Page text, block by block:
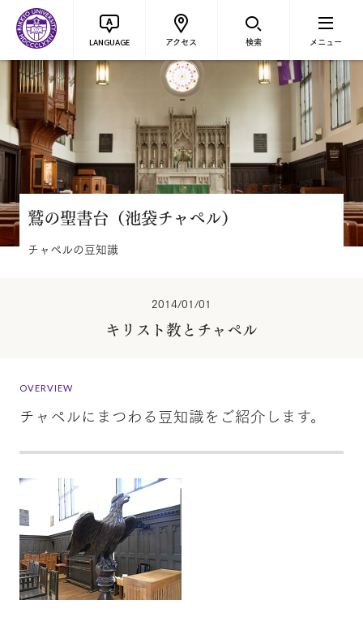
LANGUAGE アクセス 検索 メニュー
鷲の聖書台（池袋チャペル）
チャペルの豆知識
2014/01/01
キリスト教とチャペル
OVERVIEW
チャペルにまつわる豆知識をご紹介します。